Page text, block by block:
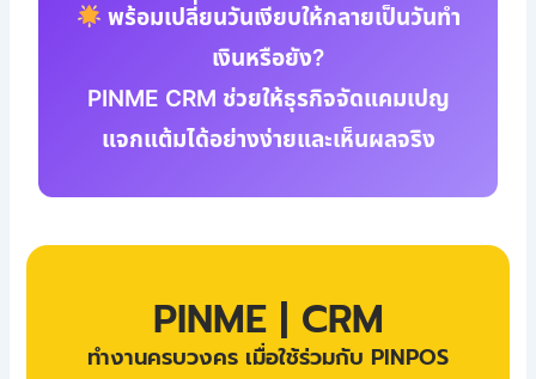
พร้อมเปลี่ยนวันเงียบให้กลายเป็นวันทำ
เงินหรือยัง?
PINME CRM ช่วยให้ธุรกิจจัดแคมเปญ
แจกแต้มได้อย่างง่ายและเห็นผลจริง
PINME | CRM
ทำงานครบวงคร เมื่อใช้ร่วมกับ PINPOS